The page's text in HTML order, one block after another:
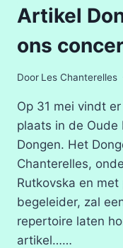
Artikel
ons
Door Les Chanterelles
Op 31 mei vindt
plaats in de Oude
Dongen. Het
Chanterelles,
Rutkovska en
begeleider, zal
repertoire laten
artikel……